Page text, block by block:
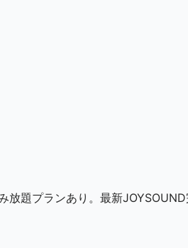
放題プランあり。最新